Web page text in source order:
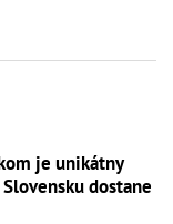
je unikátny
dostane